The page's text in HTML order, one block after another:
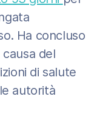
Ha concluso
del
di salute
autorità